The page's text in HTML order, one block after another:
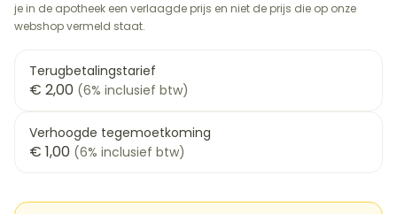
je in de apotheek een verlaagde prijs en niet de prijs die op onze
webshop vermeld staat.
Terugbetalingstarief
€ 2,00 (6% inclusief btw)
Verhoogde tegemoetkoming
€ 1,00 (6% inclusief btw)